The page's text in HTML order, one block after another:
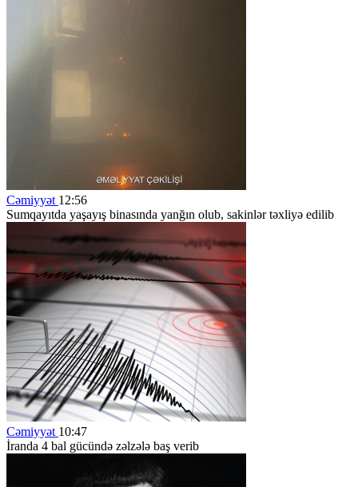
Cəmiyyət 12:56
Sumqayıtda yaşayış binasında yanğın olub, sakinlər təxliyə edilib
Cəmiyyət 10:47
İranda 4 bal gücündə zəlzələ baş verib